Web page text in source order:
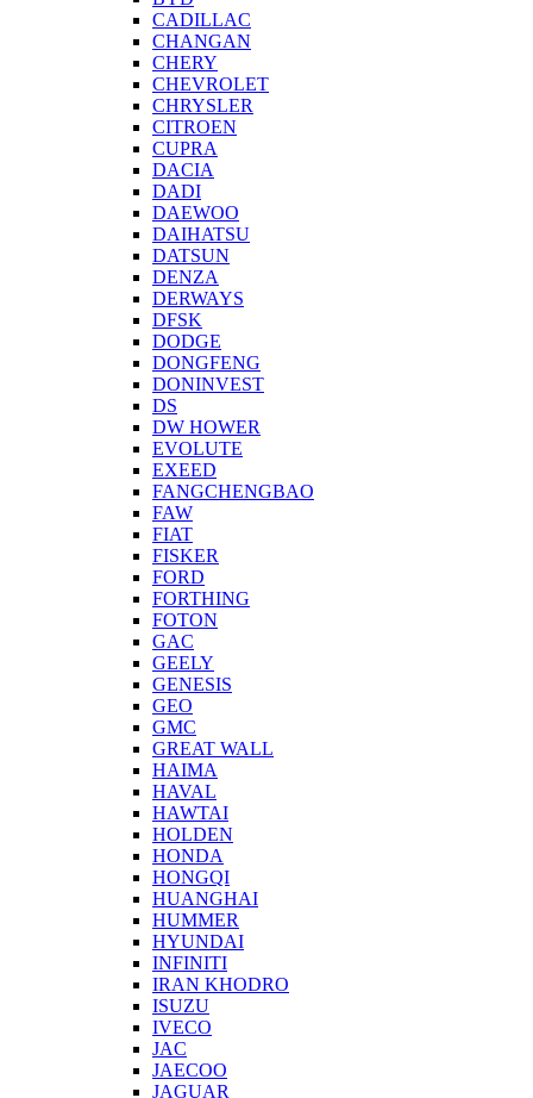
CADILLAC
CHANGAN
CHERY
CHEVROLET
CHRYSLER
CITROEN
CUPRA
DACIA
DADI
DAEWOO
DAIHATSU
DATSUN
DENZA
DERWAYS
DFSK
DODGE
DONGFENG
DONINVEST
DS
DW HOWER
EVOLUTE
EXEED
FANGCHENGBAO
FAW
FIAT
FISKER
FORD
FORTHING
FOTON
GAC
GEELY
GENESIS
GEO
GMC
GREAT WALL
HAIMA
HAVAL
HAWTAI
HOLDEN
HONDA
HONGQI
HUANGHAI
HUMMER
HYUNDAI
INFINITI
IRAN KHODRO
ISUZU
IVECO
JAC
JAECOO
JAGUAR